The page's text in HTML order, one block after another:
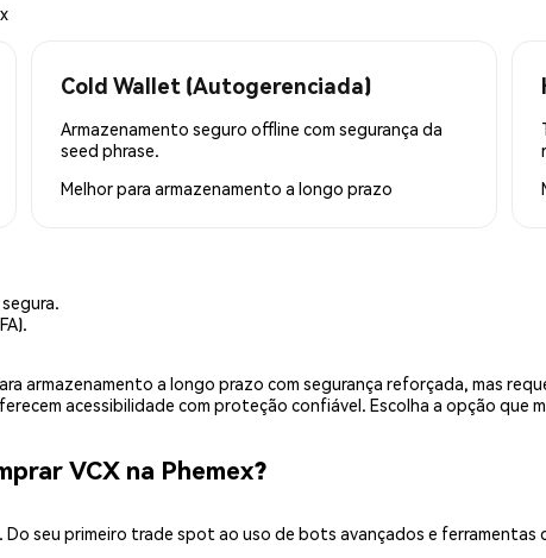
Cold Wallet (Autogerenciada)
Armazenamento seguro offline com segurança da
seed phrase.
Melhor para armazenamento a longo prazo
armazenamento a longo prazo com segurança reforçada, mas
acessibilidade com proteção confiável. Escolha a opção que
VCX na Phemex?
Do seu primeiro trade spot ao uso de bots avançados e